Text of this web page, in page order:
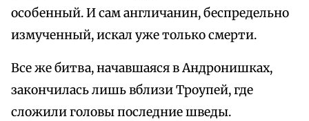
особенный. И сам англичанин, беспредельно
измученный, искал уже только смерти.
Все же битва, начавшаяся в Андронишках,
закончилась лишь вблизи Троупей, где
сложили головы последние шведы.